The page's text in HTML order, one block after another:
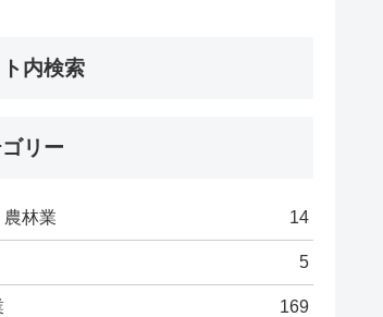
内検索
リー
農林業 14
5
169